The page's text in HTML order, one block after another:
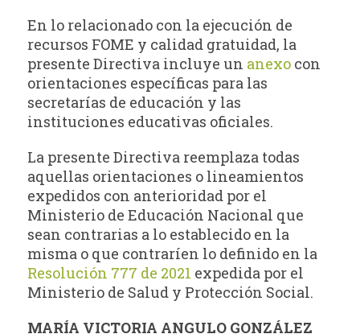
En lo relacionado con la ejecución de
recursos FOME y calidad gratuidad, la
presente Directiva incluye un anexo con
orientaciones específicas para las
secretarías de educación y las
instituciones educativas oficiales.
La presente Directiva reemplaza todas
aquellas orientaciones o lineamientos
expedidos con anterioridad por el
Ministerio de Educación Nacional que
sean contrarias a lo establecido en la
misma o que contraríen lo definido en la
Resolución 777 de 2021 expedida por el
Ministerio de Salud y Protección Social.
MARÍA VICTORIA ANGULO GONZÁLEZ